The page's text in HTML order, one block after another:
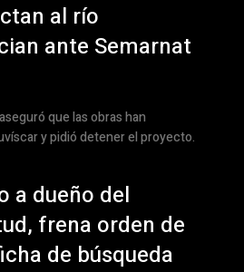
al río
ante Semarnat
que las obras han
y pidió detener el proyecto.
a dueño del
frena orden de
de búsqueda